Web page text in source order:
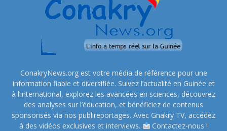
ConakryNews.org est votre média de référence pour une
information fiable et diversifiée. Suivez l’actualité en Guinée et
à l’international, explorez les avancées en sciences, découvrez
des analyses sur l’éducation, et bénéficiez de contenus
sponsorisés via nos publireportages. Avec Gnakry TV, accédez
à des vidéos exclusives et interviews.
Contactez-nous !